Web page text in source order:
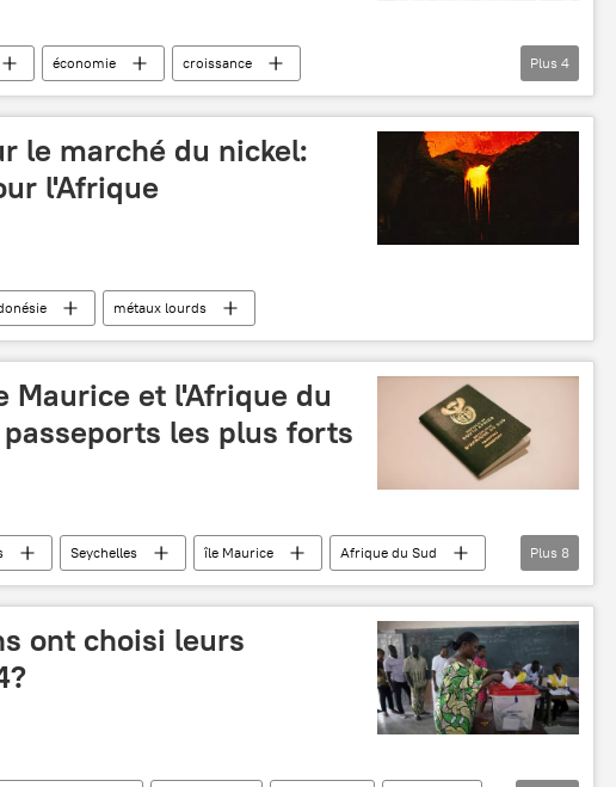
économie
croissance
industrie PIB finances
Plus 4
le marché du nickel:
l'Afrique
métaux lourds
Maurice et l'Afrique du
les plus forts
Seychelles île Maurice
Afrique du Sud
Malawi Kenya
Maroc
Plus 8
ont choisi leurs